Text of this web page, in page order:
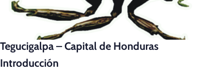
Tegucigalpa – Capital de Honduras
Introducción